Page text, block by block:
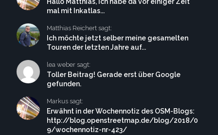
mal mit Inkatlas...
Matthias Reichert sagt:
Ich möchte jetzt selber meine gesamelten
Touren der letzten Jahre auf...
lea weber sagt:
Toller Beitrag! Gerade erst über Google
gefunden.
Markus sagt:
Erwähnt in der Wochennotiz des OSM-Blogs:
http://blog.openstreetmap.de/blog/2018/0
9/wochennotiz-nr-423/